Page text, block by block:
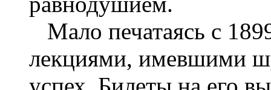
Мало печатаясь с
лекциями, имевшими